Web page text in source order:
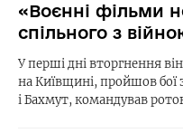
«Воєнні фільми
спільного з
У перші дні вторгнення
на Київщині, пройшов бої
і Бахмут, командував